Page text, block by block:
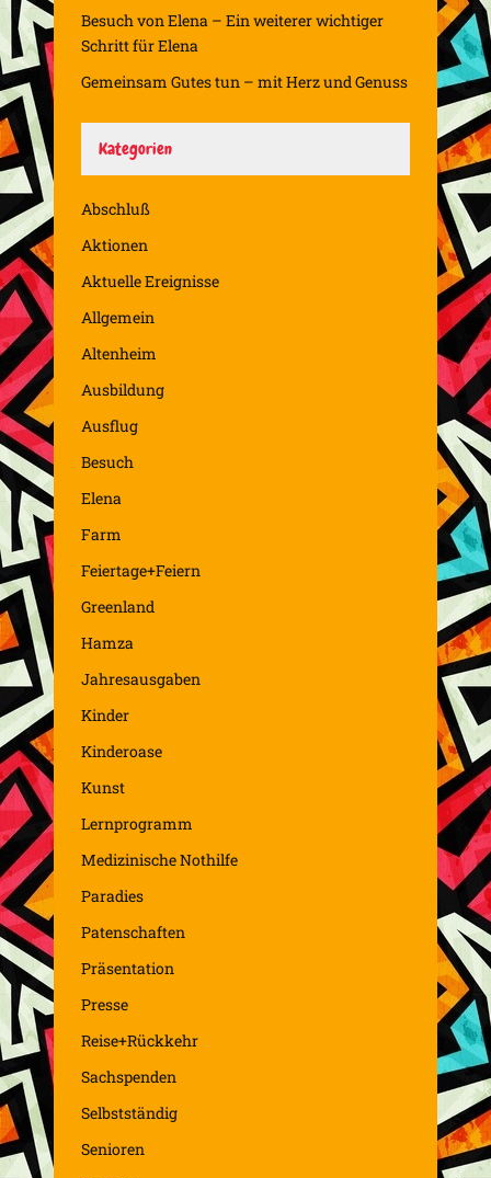
Besuch von Elena – Ein weiterer wichtiger
Schritt für Elena
Gemeinsam Gutes tun – mit Herz und Genuss
Kategorien
Abschluß
Aktionen
Aktuelle Ereignisse
Allgemein
Altenheim
Ausbildung
Ausflug
Besuch
Elena
Farm
Feiertage+Feiern
Greenland
Hamza
Jahresausgaben
Kinder
Kinderoase
Kunst
Lernprogramm
Medizinische Nothilfe
Paradies
Patenschaften
Präsentation
Presse
Reise+Rückkehr
Sachspenden
Selbstständig
Senioren